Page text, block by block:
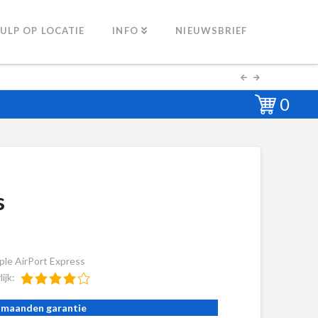
OP LOCATIE INFO NIEUWSBRIEF
0
AirPort Express
maanden garantie